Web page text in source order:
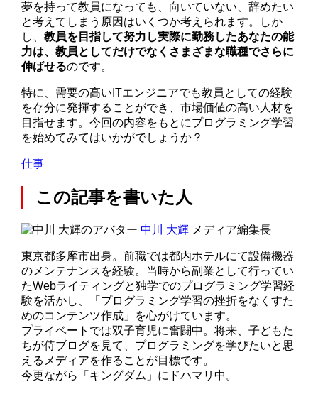
夢を持って教員になっても、向いていない、辞めたい
と考えてしまう原因はいくつか考えられます。しか
し、教員を目指して努力し実際に勤務したあなたの能
力は、教員としてだけでなくさまざまな職種でさらに
伸ばせるのです。
特に、需要の高いITエンジニアでも教員としての経験
を存分に発揮することができ、市場価値の高い人材を
目指せます。今回の内容をもとにプログラミング学習
を始めてみてはいかがでしょうか？
仕事
この記事を書いた人
中川 大輝 メディア編集長
東京都多摩市出身。前職では都内ホテルにて設備機器
のメンテナンスを経験。当時から副業として行ってい
たWebライティングと独学でのプログラミング学習経
験を活かし、「プログラミング学習の挫折をなくすた
めのコンテンツ作成」を心がけています。
プライベートでは双子育児に奮闘中。将来、子どもた
ちが侍ブログを見て、プログラミングを学びたいと思
えるメディアを作ることが目標です。
今更ながら「キングダム」にドハマリ中。